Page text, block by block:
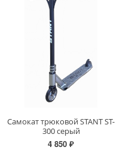
Самокат трюковой STANT ST-
300 серый
4 850 ₽